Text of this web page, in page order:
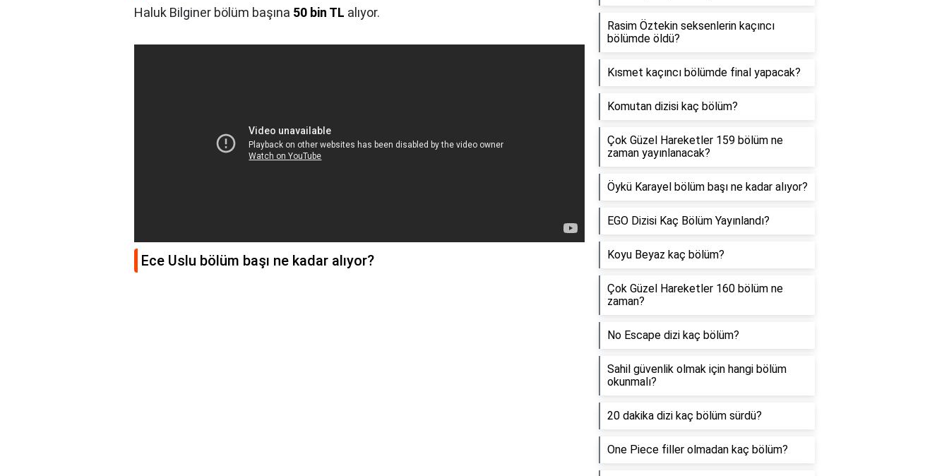
Haluk Bilginer bölüm başına 50 bin TL alıyor.
Ece Uslu bölüm başı ne kadar alıyor?
Rasim Öztekin seksenlerin kaçıncı
bölümde öldü?
Kısmet kaçıncı bölümde final yapacak?
Komutan dizisi kaç bölüm?
Çok Güzel Hareketler 159 bölüm ne
zaman yayınlanacak?
Öykü Karayel bölüm başı ne kadar alıyor?
EGO Dizisi Kaç Bölüm Yayınlandı?
Koyu Beyaz kaç bölüm?
Çok Güzel Hareketler 160 bölüm ne
zaman?
No Escape dizi kaç bölüm?
Sahil güvenlik olmak için hangi bölüm
okunmalı?
20 dakika dizi kaç bölüm sürdü?
One Piece filler olmadan kaç bölüm?